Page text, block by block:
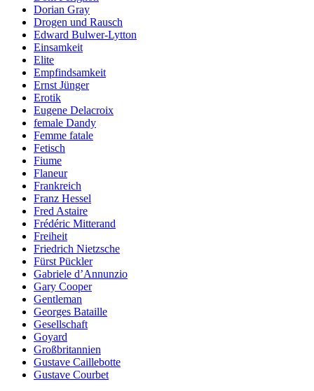
Dorian Gray
Drogen und Rausch
Edward Bulwer-Lytton
Einsamkeit
Elite
Empfindsamkeit
Ernst Jünger
Erotik
Eugene Delacroix
female Dandy
Femme fatale
Fetisch
Fiume
Flaneur
Frankreich
Franz Hessel
Fred Astaire
Frédéric Mitterand
Freiheit
Friedrich Nietzsche
Fürst Pückler
Gabriele d’Annunzio
Gary Cooper
Gentleman
Georges Bataille
Gesellschaft
Goyard
Großbritannien
Gustave Caillebotte
Gustave Courbet